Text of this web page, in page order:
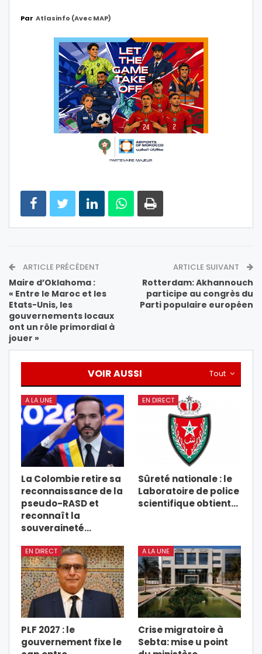
Par Atlasinfo (avec MAP)
ARTICLE PRÉCÉDENT
Maire d’Oklahoma :
« Entre le Maroc et les
Etats-Unis, les
gouvernements locaux
ont un rôle primordial à
jouer »
ARTICLE SUIVANT
Rotterdam: Akhannouch
participe au congrès du
Parti populaire européen
Tout
VOIR AUSSI
A LA UNE
La Colombie retire sa
reconnaissance de la
pseudo-RASD et
reconnaît la
souveraineté…
EN DIRECT
Sûreté nationale : le
Laboratoire de police
scientifique obtient…
EN DIRECT
PLF 2027 : le
gouvernement fixe le
A LA UNE
Crise migratoire à
Sebta: mise u point